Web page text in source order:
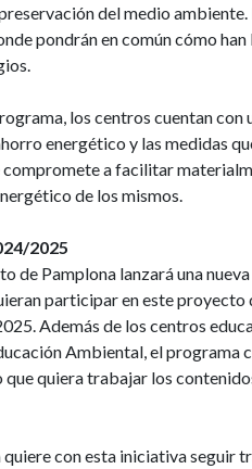
del medio
pondrán en común cómo
los centros cuentan
energético y las medidas
a facilitar
de los mismos.
2025
de Pamplona lanzará una
participar en este proyecto
Además de los centros
Ambiental, el programa
quiera trabajar los
con esta iniciativa seguir